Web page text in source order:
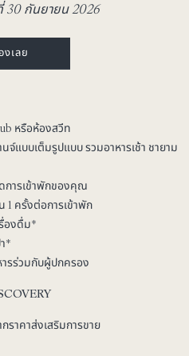
30 กันยายน 2026
งเลย
หรือห้องสวีท
จ์แบบเต็มรูปแบบ รวมอาหารเช้า ชายาม
การเข้าพักของคุณ
1 ครั้งต่อการเข้าพัก
องดื่ม*
*
ารร่วมกับผู้ปกครอง
ราคาส่งเสริมการขาย